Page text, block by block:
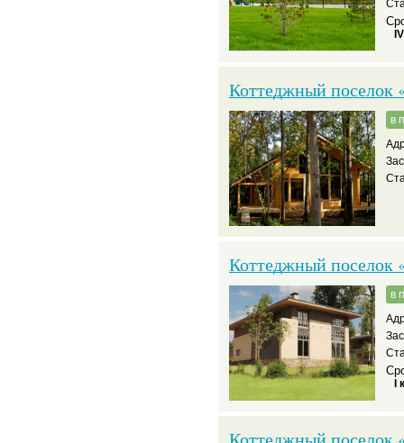
Коттеджный поселок
в
Коттеджный поселок
в
I